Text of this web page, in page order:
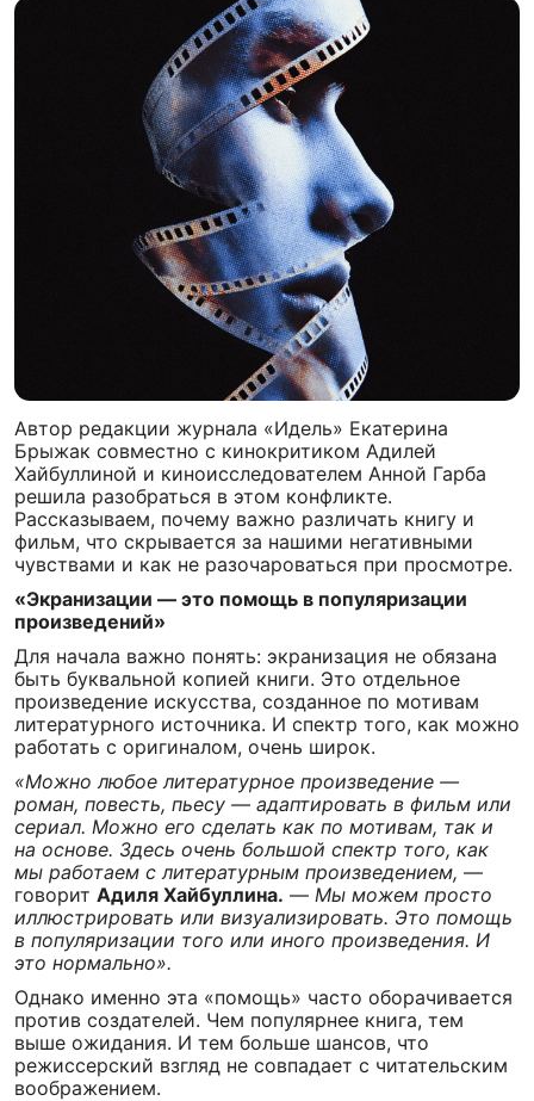
Автор редакции журнала «Идель» Екатерина
Брыжак совместно с кинокритиком Адилей
Хайбуллиной и киноисследователем Анной Гарба
решила разобраться в этом конфликте.
Рассказываем, почему важно различать книгу и
фильм, что скрывается за нашими негативными
чувствами и как не разочароваться при просмотре.
«Экранизации — это помощь в популяризации
произведений»
Для начала важно понять: экранизация не обязана
быть буквальной копией книги. Это отдельное
произведение искусства, созданное по мотивам
литературного источника. И спектр того, как можно
работать с оригиналом, очень широк.
«Можно любое литературное произведение —
роман, повесть, пьесу — адаптировать в фильм или
сериал. Можно его сделать как по мотивам, так и
на основе. Здесь очень большой спектр того, как
мы работаем с литературным произведением, —
говорит Адиля Хайбуллина. — Мы можем просто
иллюстрировать или визуализировать. Это помощь
в популяризации того или иного произведения. И
это нормально».
Однако именно эта «помощь» часто оборачивается
против создателей. Чем популярнее книга, тем
выше ожидания. И тем больше шансов, что
режиссерский взгляд не совпадает с читательским
воображением.